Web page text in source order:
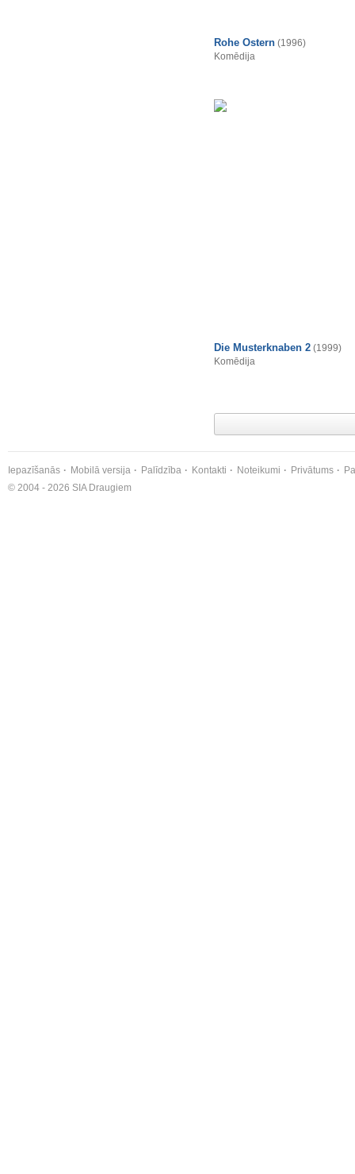
Rohe Ostern (1996)
Komēdija
Die Musterknaben 2 (1999)
Komēdija
Iepazīšanās Mobilā versija Palīdzība Kontakti Noteikumi Privātums
© 2004 - 2026 SIA Draugiem